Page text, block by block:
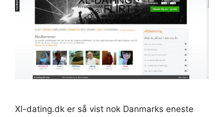
Xl-dating.dk er så vist nok Danmarks eneste